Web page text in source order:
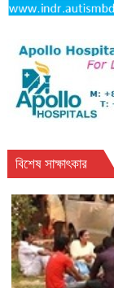
বিশেষ সাক্ষাৎকার